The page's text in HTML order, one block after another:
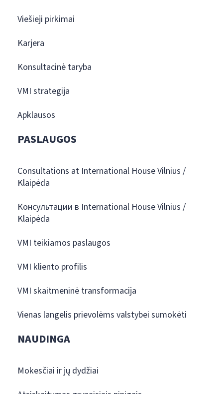
Viešieji pirkimai
Karjera
Konsultacinė taryba
VMI strategija
Apklausos
PASLAUGOS
Consultations at International House Vilnius /
Klaipėda
Консультации в International House Vilnius /
Klaipėda
VMI teikiamos paslaugos
VMI kliento profilis
VMI skaitmeninė transformacija
Vienas langelis prievolėms valstybei sumokėti
NAUDINGA
Mokesčiai ir jų dydžiai